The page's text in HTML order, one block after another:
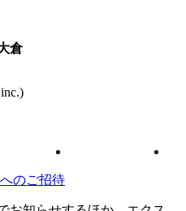
倉
へのご招待